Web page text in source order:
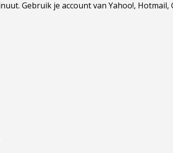
Gebruik je account van Yahoo!,